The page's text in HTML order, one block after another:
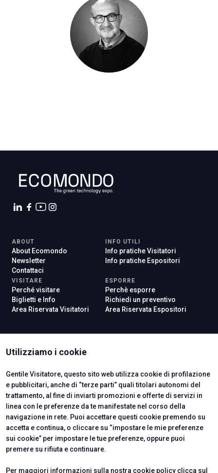
Utilizziamo i cookie
Gentile Visitatore, questo sito web utilizza cookie di profilazione
e pubblicitari, anche di “terze parti” quali titolari autonomi del
trattamento, al fine di inviarti promozioni e offerte di servizi in
linea con le preferenze da te manifestate nel corso della
navigazione in rete. Puoi accettare questi cookie premendo su
accetta e continua, o cliccare su “impostare le mie preferenze
sui cookie” per impostare le tue preferenze, oppure puoi
premere su rifiuta e continuare.
Per maggiori informazioni sulla nostra cookie policy clicca sul
ABOUT
About Ecomondo
Newsletter
Contattaci
INFO UTILI
Info pratiche Visitatori
Info pratiche Espositori
VISITARE
Perché visitare
Biglietti e Info
Area Riservata Visitatori
ESPORRE
Perchè esporre
Richiedi un preventivo
Area Riservata Espositori
ISTITUTI CERTIFICATORI